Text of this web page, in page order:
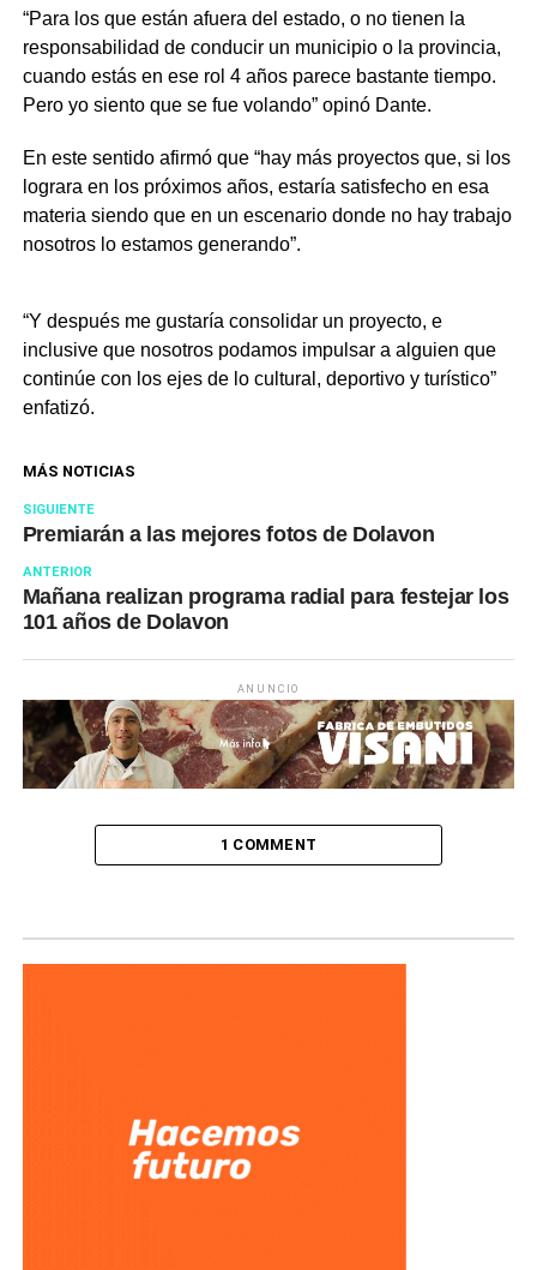
“Para los que están afuera del estado, o no tienen la
responsabilidad de conducir un municipio o la provincia,
cuando estás en ese rol 4 años parece bastante tiempo.
Pero yo siento que se fue volando” opinó Dante.
En este sentido afirmó que “hay más proyectos que, si los
lograra en los próximos años, estaría satisfecho en esa
materia siendo que en un escenario donde no hay trabajo
nosotros lo estamos generando”.
“Y después me gustaría consolidar un proyecto, e
inclusive que nosotros podamos impulsar a alguien que
continúe con los ejes de lo cultural, deportivo y turístico”
enfatizó.
MÁS NOTICIAS
SIGUIENTE
Premiarán a las mejores fotos de Dolavon
ANTERIOR
Mañana realizan programa radial para festejar los
101 años de Dolavon
ANUNCIO
1 COMMENT